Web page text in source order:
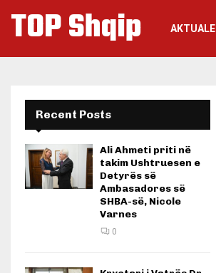
TOP Shqip AKTUALE
Recent Posts
Ali Ahmeti priti në
takim Ushtruesen e
Detyrës së
Ambasadores së
SHBA-së, Nicole
Varnes
0